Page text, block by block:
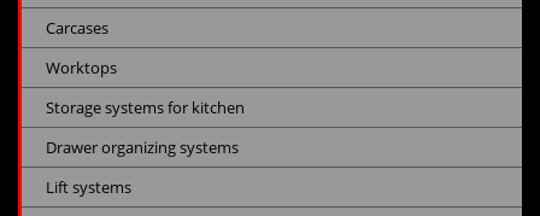
Carcases
Worktops
Storage systems for kitchen
Drawer organizing systems
Lift systems